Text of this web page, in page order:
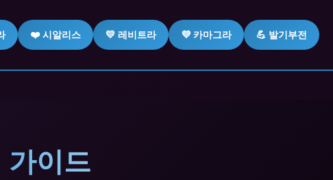
❤️ 시알리스 💛 레비트라 💜 카마그라 💪 발기부전
가이드